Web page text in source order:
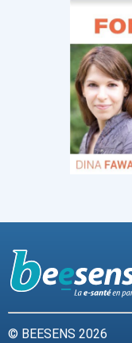
© BEESENS 2026